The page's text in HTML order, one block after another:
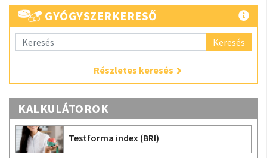
GYÓGYSZERKERESŐ
Keresés
Részletes keresés
KALKULÁTOROK
Testforma index (BRI)